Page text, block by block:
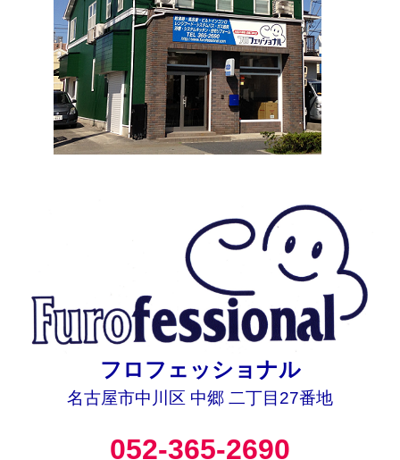
フロフェッショナル
名古屋市中川区 中郷 二丁目27番地
052-365-2690